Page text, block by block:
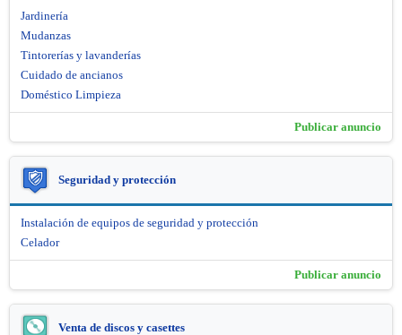
Jardinería
Mudanzas
Tintorerías y lavanderías
Cuidado de ancianos
Doméstico Limpieza
Publicar anuncio
Seguridad y protección
Instalación de equipos de seguridad y protección
Celador
Publicar anuncio
Venta de discos y casettes